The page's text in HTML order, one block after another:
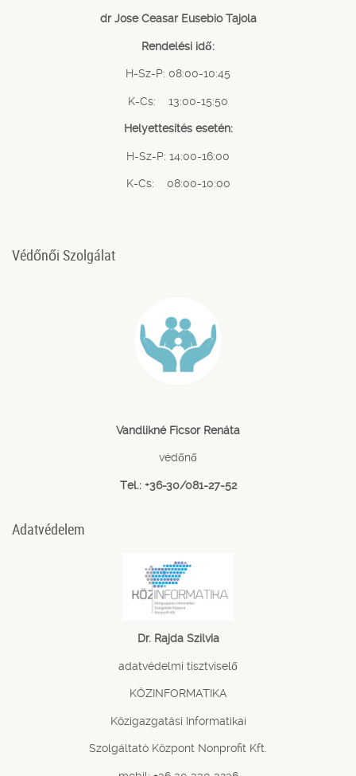
dr Jose Ceasar Eusebio Tajola
Rendelési idő:
H-Sz-P: 08:00-10:45
K-Cs: 13:00-15:50
Helyettesítés esetén:
H-Sz-P: 14:00-16:00
K-Cs: 08:00-10:00
Védőnői Szolgálat
Vandlikné Ficsor Renáta
védőnő
Tel.: +36-30/081-27-52
Adatvédelem
Dr. Rajda Szilvia
adatvédelmi tisztviselő
KÖZINFORMATIKA
Közigazgatási Informatikai
Szolgáltató Központ Nonprofit Kft.